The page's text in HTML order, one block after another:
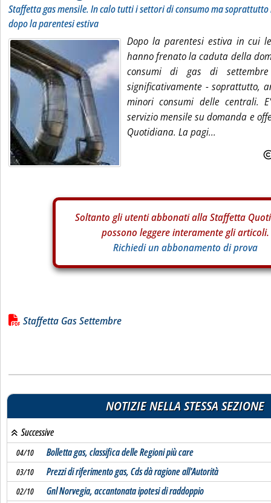
Staffetta gas mensile. In calo tutti i settori di consumo ma
dopo la parentesi estiva
Dopo la parentesi estiva in cui
hanno frenato la caduta della
consumi di gas di
significativamente - soprattutto,
minori consumi delle centrali.
servizio mensile su domanda e
Quotidiana. La pagi...
Soltanto gliutenti abbonati alla Staffetta
possono leggere interamente gli articoli.
Richiedi un abbonamento di prova
Lista allegati PDF alla notizia
Staffetta Gas Settembre
NOTIZIE NELLA STESSA SEZIONE
Successive
04/10 Bolletta gas, classifica delle Regioni più care
03/10 Prezzi di riferimento gas, Cds dà ragione all'Autorità
02/10 Gnl Norvegia, accantonata ipotesi di raddoppio